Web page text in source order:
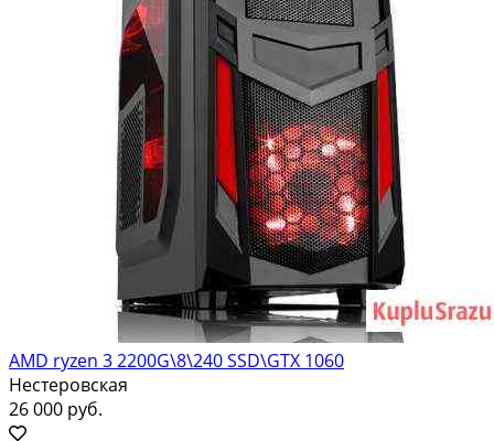
AMD ryzen 3 2200G\8\240 SSD\GTX 1060
Нестеровская
26 000 руб.